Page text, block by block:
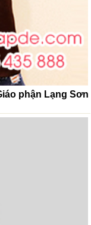
phận Lạng Sơn